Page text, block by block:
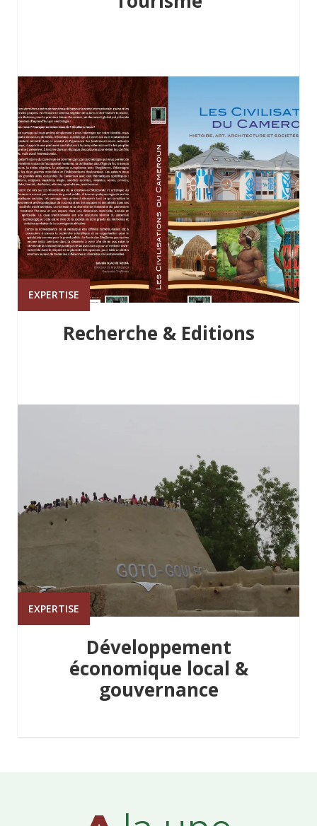
EXPERTISE
Recherche & Editions
EXPERTISE
Développement
économique local &
gouvernance